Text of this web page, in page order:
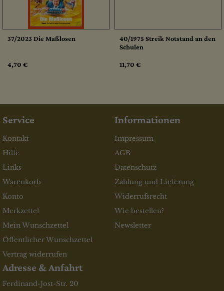
37/2023 Die Maßlosen
4,70 €
40/1975 Streik Notstand an den
Schulen
11,70 €
Service
Kontakt
Hilfe
Links
Warenkorb
Konto
Merkzettel
Mein Wunschzettel
Öffentlicher Wunschzettel
Vertrag widerrufen
Informationen
Impressum
AGB
Datenschutz
Zahlung und Lieferung
Widerrufsrecht
Wie bestellen?
Newsletter
Adresse & Anfahrt
Ferdinand-Jost-Str. 20